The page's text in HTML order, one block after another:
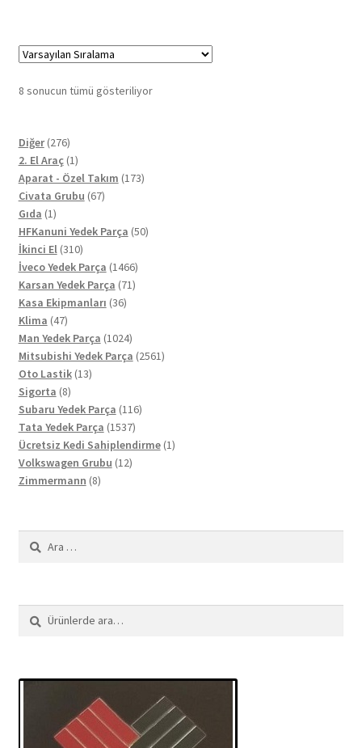
8 sonucun tümü gösteriliyor
Diğer 276276
ürün
2. El Araç 11
ürün
Aparat - Özel Takım 173173
Civata Grubu 6767
Gıda 11
ürün
HFKanuni Yedek Parça 5050
İkinci El 310310
ürün
İveco Yedek Parça 14661466
ürün
Karsan Yedek Parça 7171
Kasa Ekipmanları 3636
Klima 4747
ürün
Man Yedek Parça 10241024
ürün
Mitsubishi Yedek Parça 25612561
Oto Lastik 1313
Sigorta 88
ürün
Subaru Yedek Parça 116116
Tata Yedek Parça 15371537
ürün
Ücretsiz Kedi Sahiplendirme 11
Volkswagen Grubu 1212
Zimmermann 88
Arama: